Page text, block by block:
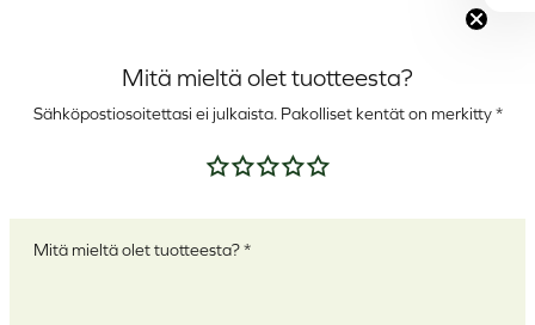
Mitä mieltä olet tuotteesta?
Sähköpostiosoitettasi ei julkaista. Pakolliset kentät on merkitty*
Arvostelusi*